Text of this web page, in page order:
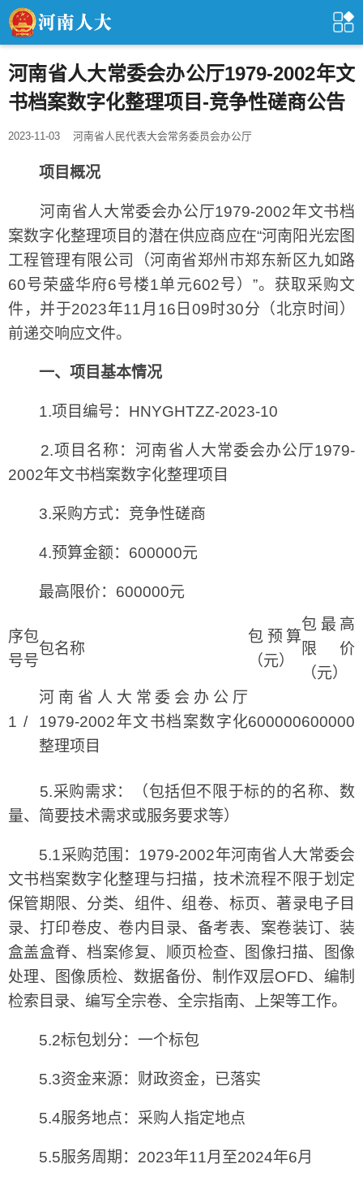
河南省人大常委会办公厅1979-2002年文
书档案数字化整理项目-竞争性磋商公告
2023-11-03 河南省人民代表大会常务委员会办公厅
项目概况
河南省人大常委会办公厅1979-2002年文书档
案数字化整理项目的潜在供应商应在“河南阳光宏图
工程管理有限公司（河南省郑州市郑东新区九如路
60号荣盛华府6号楼1单元602号）”。获取采购文
件，并于2023年11月16日09时30分（北京时间）
前递交响应文件。
一、项目基本情况
1.项目编号：HNYGHTZZ-2023-10
2.项目名称：河南省人大常委会办公厅1979-
2002年文书档案数字化整理项目
3.采购方式：竞争性磋商
4.预算金额：600000元
最高限价：600000元
序
号
包
号
包名称
包预算
（元）
包最高
限价
（元）
1 /
河南省人大常委会办公厅
1979-2002年文书档案数字化
整理项目
600000600000
5.采购需求：（包括但不限于标的的名称、数
量、简要技术需求或服务要求等）
5.1采购范围：1979-2002年河南省人大常委会
文书档案数字化整理与扫描，技术流程不限于划定
保管期限、分类、组件、组卷、标页、著录电子目
录、打印卷皮、卷内目录、备考表、案卷装订、装
盒盖盒脊、档案修复、顺页检查、图像扫描、图像
处理、图像质检、数据备份、制作双层OFD、编制
检索目录、编写全宗卷、全宗指南、上架等工作。
5.2标包划分：一个标包
5.3资金来源：财政资金，已落实
5.4服务地点：采购人指定地点
5.5服务周期：2023年11月至2024年6月